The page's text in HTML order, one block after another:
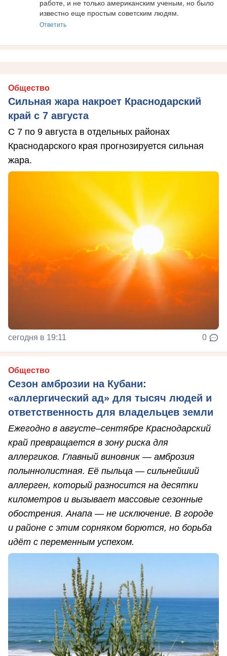
работе, и не только американским ученым, но было
известно еще простым советским людям.
Ответить
Общество
Сильная жара накроет Краснодарский
край с 7 августа
С 7 по 9 августа в отдельных районах
Краснодарского края прогнозируется сильная
жара.
сегодня в 19:11 0
Общество
Сезон амброзии на Кубани:
«аллергический ад» для тысяч людей и
ответственность для владельцев земли
Ежегодно в августе–сентябре Краснодарский
край превращается в зону риска для
аллергиков. Главный виновник — амброзия
полыннолистная. Её пыльца — сильнейший
аллерген, который разносится на десятки
километров и вызывает массовые сезонные
обострения. Анапа — не исключение. В городе
и районе с этим сорняком борются, но борьба
идёт с переменным успехом.